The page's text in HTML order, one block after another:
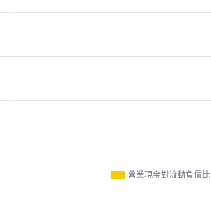
營業現金對流動負債比